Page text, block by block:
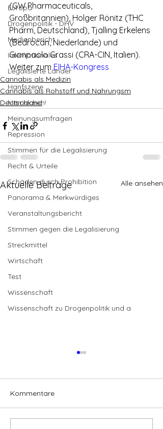
Europa
Drogenpolitik - DHV
Medienbericht
Internationales
Legalisierte Länder
Hanfszene
Mitmachen!
Meinungsumfragen
Repression
Stimmen für die Legalisierung
Recht & Urteile
Schäden durch Prohibition
Panorama & Merkwürdiges
Veranstaltungsbericht
Stimmen gegen die Legalisierung
Streckmittel
Wirtschaft
Test
Wissenschaft
Wissenschaft zu Drogenpolitik und a
(GW Pharmaceuticals,
Großbritannien), Holger Rönitz (THC
Pharm, Deutschland), Tjalling Erkelens
(Bedrocan, Niederlande) und
Gianpaolo Grassi (CRA-CIN, Italien).
Weiter zum EIHA-Kongress
Cannabis als Medizin
Cannabis als Rohstoff und Nahrungsm
Deutschland
Aktuelle Beiträge Alle ansehen
Kommentare